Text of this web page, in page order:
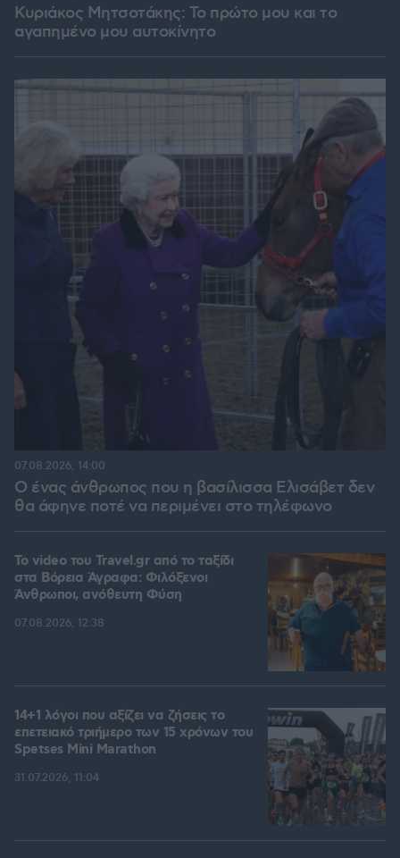
Κυριάκος Μητσοτάκης: Το πρώτο μου και το
αγαπημένο μου αυτοκίνητο
Ο ένας άνθρωπος που η βασίλισσα Ελισάβετ δεν
θα άφηνε ποτέ να περιμένει στο τηλέφωνο
07.08.2026, 14:00
To video του Travel.gr από το ταξίδι
στα Βόρεια Άγραφα: Φιλόξενοι
Άνθρωποι, ανόθευτη Φύση
07.08.2026, 12:38
14+1 λόγοι που αξίζει να ζήσεις το
επετειακό τριήμερο των 15 χρόνων του
Spetses Mini Marathon
31.07.2026, 11:04